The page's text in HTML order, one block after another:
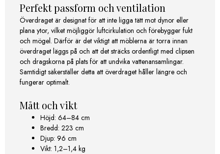
Perfekt passform och ventilation
Överdraget är designat för att inte ligga tätt mot dynor eller
plana ytor, vilket möjliggör luftcirkulation och förebygger fukt
och mögel. Därför är det viktigt att möblerna är torra innan
överdraget läggs på och att det sträcks ordentligt med clipsen
och dragskorna på plats för att undvika vattenansamlingar.
Samtidigt säkerställer detta att överdraget håller längre och
fungerar optimalt.
Mått och vikt
Höjd: 64–84 cm
Bredd: 223 cm
Djup: 96 cm
Vikt: 1,2–1,4 kg